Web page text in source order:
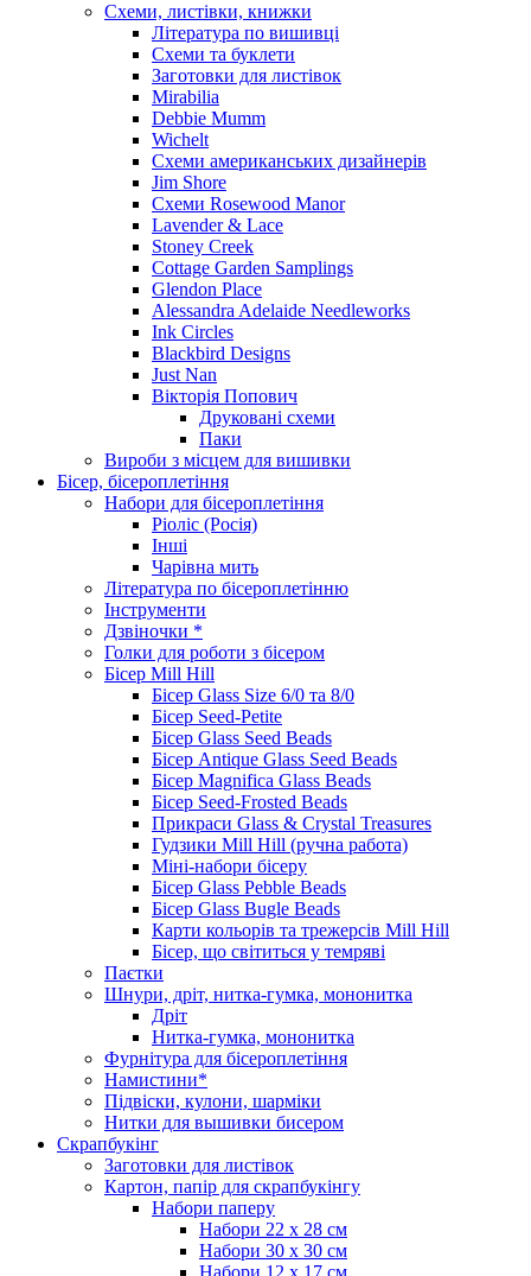
Схеми, листівки, книжки
Література по вишивці
Схеми та буклети
Заготовки для листівок
Mirabilia
Debbie Mumm
Wichelt
Схеми американських дизайнерів
Jim Shore
Cхеми Rosewood Manor
Lavender & Lace
Stoney Creek
Cottage Garden Samplings
Glendon Place
Alessandra Adelaide Needleworks
Ink Circles
Blackbird Designs
Just Nan
Вікторія Попович
Друковані схеми
Паки
Вироби з місцем для вишивки
Бісер, бісероплетіння
Набори для бісероплетіння
Ріоліс (Росія)
Інші
Чарівна мить
Література по бісероплетінню
Інструменти
Дзвіночки *
Голки для роботи з бісером
Бісер Mill Hill
Бісер Glass Size 6/0 та 8/0
Бісер Seed-Petite
Бісер Glass Seed Beads
Бісер Antique Glass Seed Beads
Бісер Magnifica Glass Beads
Бісер Seed-Frosted Beads
Прикраси Glass & Crystal Treasures
Гудзики Mill Hill (ручна работа)
Міні-набори бісеру
Бісер Glass Pebble Beads
Бісер Glass Bugle Beads
Карти кольорів та трежерсів Mill Hill
Бісер, що світиться у темряві
Паєтки
Шнури, дріт, нитка-гумка, мононитка
Дріт
Нитка-гумка, мононитка
Фурнітура для бісероплетіння
Намистини*
Підвіски, кулони, шарміки
Нитки для вышивки бисером
Скрапбукінг
Заготовки для листівок
Картон, папір для скрапбукінгу
Набори паперу
Набори 22 х 28 см
Набори 30 х 30 см
Набори 12 х 17 см